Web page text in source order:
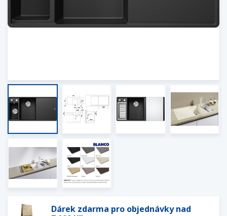
Dárek zdarma pro objednávky nad